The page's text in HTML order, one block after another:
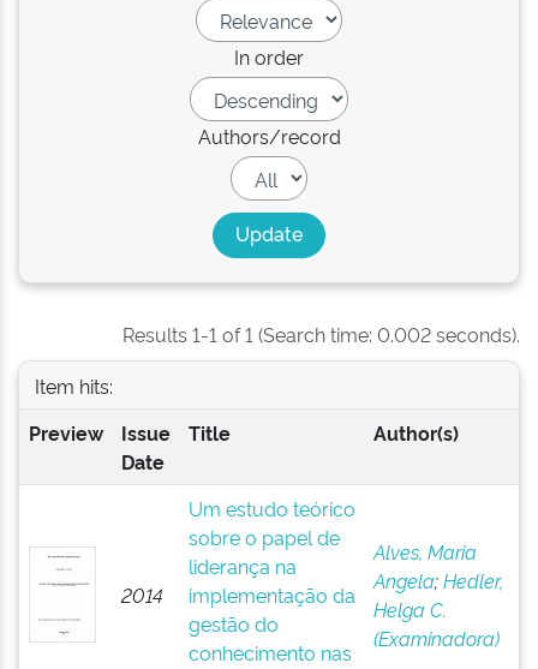
In order
Authors/record
Results 1-1 of 1 (Search time: 0.002 seconds).
Item hits:
Preview
Issue
Date
Title Author(s)
2014
Um estudo teórico
sobre o papel de
liderança na
implementação da
gestão do
conhecimento nas
Alves, Maria
Angela;Hedler,
Helga C.
(Examinadora)